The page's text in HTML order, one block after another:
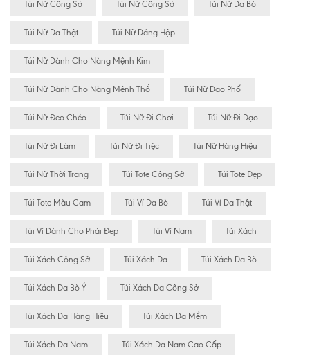
Túi Nữ Công Sỏ Túi Nữ Công Sở Túi Nữ Da Bò
Túi Nữ Da Thật Túi Nữ Dáng Hộp
Túi Nữ Dành Cho Nàng Mệnh Kim
Túi Nữ Dành Cho Nàng Mệnh Thổ Túi Nữ Dạo Phố
Túi Nữ Đeo Chéo Túi Nữ Đi Chơi Túi Nữ Đi Dạo
Túi Nữ Đi Làm Túi Nữ Đi Tiệc Túi Nữ Hàng Hiệu
Túi Nữ Thời Trang Túi Tote Công Sở Túi Tote Đẹp
Túi Tote Màu Cam Túi Ví Da Bò Túi Ví Da Thật
Túi Ví Dành Cho Phái Đẹp Túi Ví Nam Túi Xách
Túi Xách Công Sở Túi Xách Da Túi Xách Da Bò
Túi Xách Da Bò Ý Túi Xách Da Công Sở
Túi Xách Da Hàng Hiêu Túi Xách Da Mềm
Túi Xách Da Nam Túi Xách Da Nam Cao Cấp